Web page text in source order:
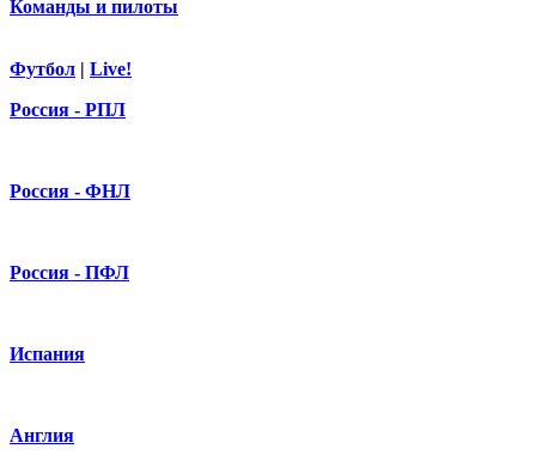
Команды и пилоты
Футбол | Live!
Россия - РПЛ
Россия - ФНЛ
Россия - ПФЛ
Испания
Англия